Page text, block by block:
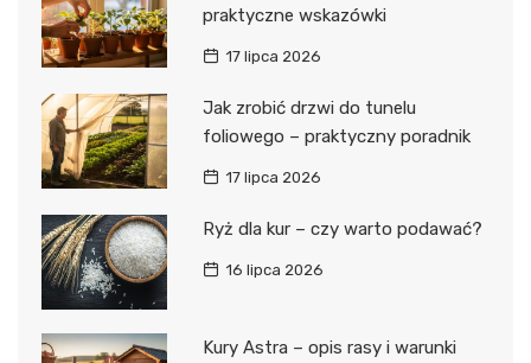
praktyczne wskazówki
17 lipca 2026
Jak zrobić drzwi do tunelu
foliowego – praktyczny poradnik
17 lipca 2026
Ryż dla kur – czy warto podawać?
16 lipca 2026
Kury Astra – opis rasy i warunki